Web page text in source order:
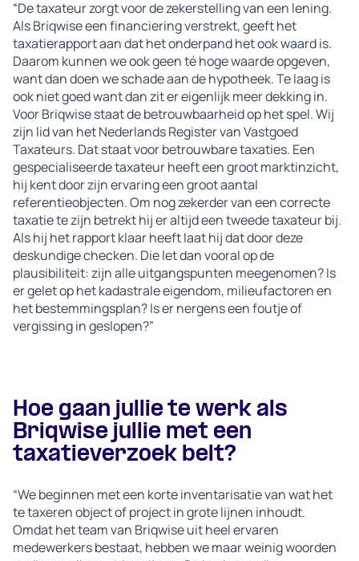
“De taxateur zorgt voor de zekerstelling van een lening.
Als Briqwise een financiering verstrekt, geeft het
taxatierapport aan dat het onderpand het ook waard is.
Daarom kunnen we ook geen té hoge waarde opgeven,
want dan doen we schade aan de hypotheek. Te laag is
ook niet goed want dan zit er eigenlijk meer dekking in.
Voor Briqwise staat de betrouwbaarheid op het spel. Wij
zijn lid van het Nederlands Register van Vastgoed
Taxateurs. Dat staat voor betrouwbare taxaties. Een
gespecialiseerde taxateur heeft een groot marktinzicht,
hij kent door zijn ervaring een groot aantal
referentieobjecten. Om nog zekerder van een correcte
taxatie te zijn betrekt hij er altijd een tweede taxateur bij.
Als hij het rapport klaar heeft laat hij dat door deze
deskundige checken. Die let dan vooral op de
plausibiliteit: zijn alle uitgangspunten meegenomen? Is
er gelet op het kadastrale eigendom, milieufactoren en
het bestemmingsplan? Is er nergens een foutje of
vergissing in geslopen?”
Hoe gaan jullie te werk als
Briqwise jullie met een
taxatieverzoek belt?
“We beginnen met een korte inventarisatie van wat het
te taxeren object of project in grote lijnen inhoudt.
Omdat het team van Briqwise uit heel ervaren
medewerkers bestaat, hebben we maar weinig woorden